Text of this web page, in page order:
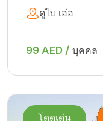
ดูไบ เอ่อ
99 AED / บุคคล
โดดเด่น